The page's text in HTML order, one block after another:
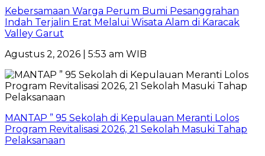
Kebersamaan Warga Perum Bumi Pesanggrahan
Indah Terjalin Erat Melalui Wisata Alam di Karacak
Valley Garut
Agustus 2, 2026 | 5:53 am WIB
MANTAP ” 95 Sekolah di Kepulauan Meranti Lolos
Program Revitalisasi 2026, 21 Sekolah Masuki Tahap
Pelaksanaan